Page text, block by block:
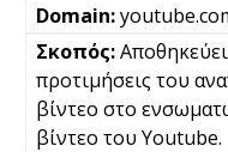
Αποθηκεύει
προτιμήσεις του
βίντεο στο
βίντεο του Youtube.